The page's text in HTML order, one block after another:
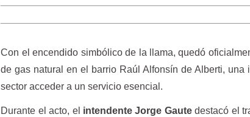
Con el encendido simbólico de la llama, quedó
de gas natural en el barrio Raúl Alfonsín de Alberti, una
sector acceder a un servicio esencial.
Durante el acto, el intendente Jorge Gautedestacó el